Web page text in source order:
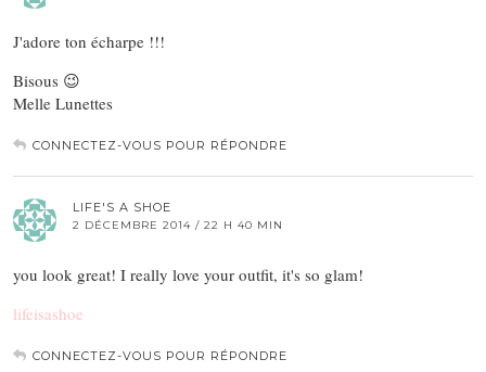
J'adore ton écharpe !!!
Bisous 😉
Melle Lunettes
CONNECTEZ-VOUS POUR RÉPONDRE
LIFE'S A SHOE
2 DÉCEMBRE 2014 / 22 H 40 MIN
you look great! I really love your outfit, it's so glam!
lifeisashoe
CONNECTEZ-VOUS POUR RÉPONDRE